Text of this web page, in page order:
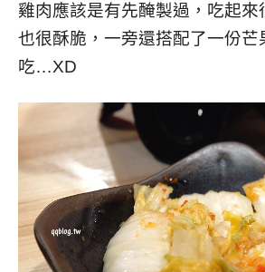
雞肉應該是有先醃製過，吃起來
也很酥脆，一旁還搭配了一份芒
吃…XD